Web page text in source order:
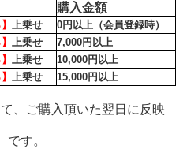
購入金額
上乗せ
0円以上（会員登録時）
上乗せ
7,000円以上
上乗せ
10,000円以上
上乗せ 15,000円以上
、ご購入頂いた翌日に反映
す。